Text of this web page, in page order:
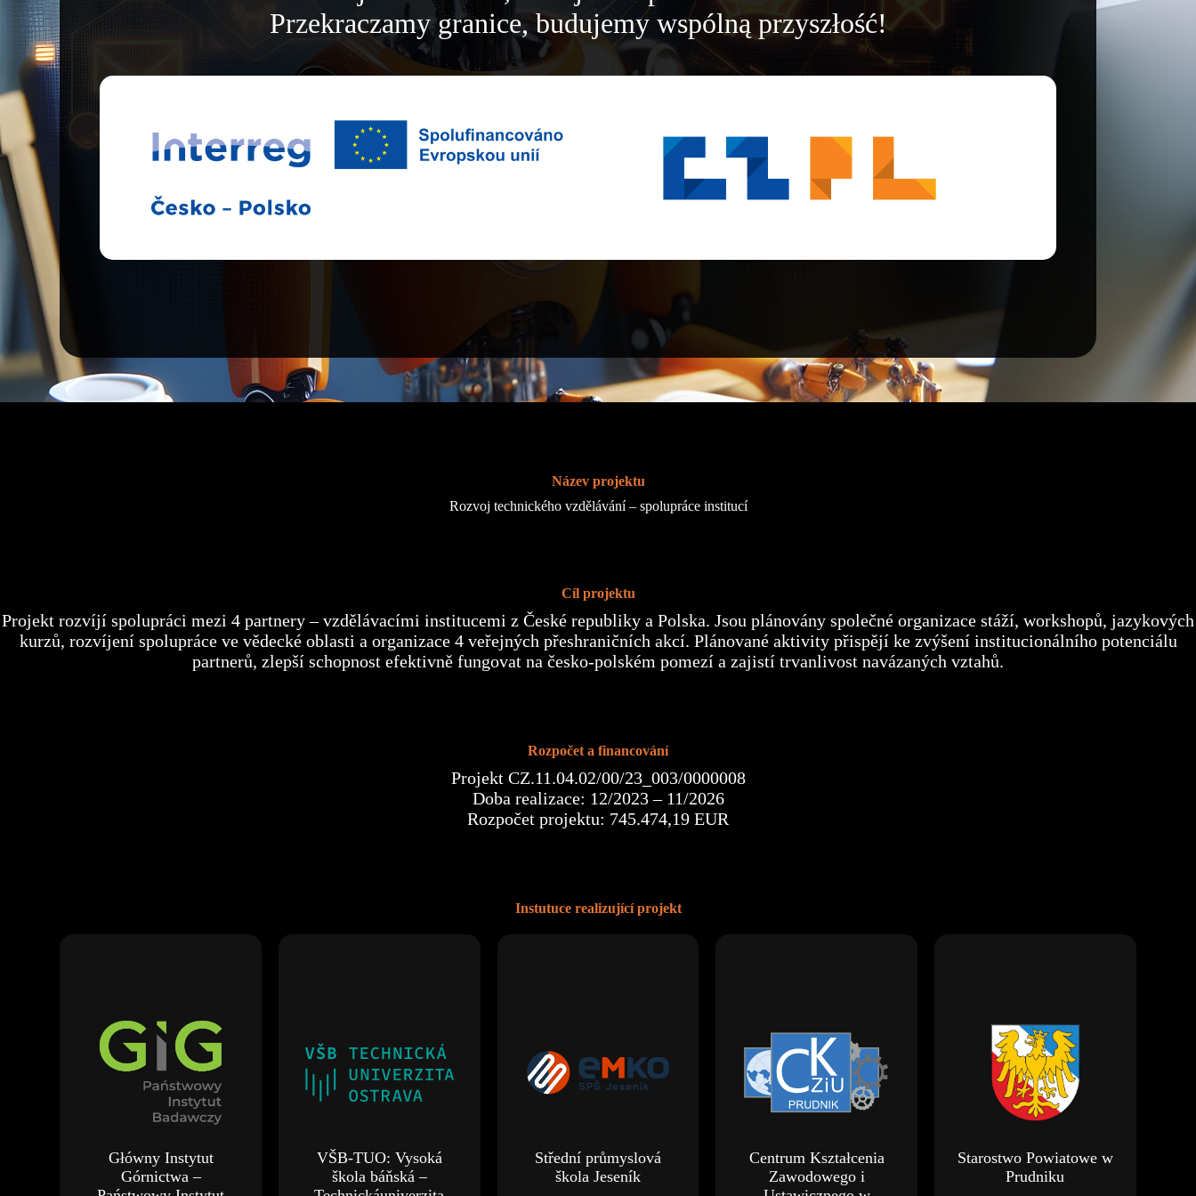
Przekraczamy granice, budujemy wspólną przyszłość!
Název projektu
Rozvoj technického vzdělávání – spolupráce institucí
Cíl projektu
Projekt rozvíjí spolupráci mezi 4 partnery – vzdělávacími institucemi z České republiky a Polska. Jsou plánovány společné organizace stáží, workshopů, jazykových
kurzů, rozvíjení spolupráce ve vědecké oblasti a organizace 4 veřejných přeshraničních akcí. Plánované aktivity přispějí ke zvýšení institucionálního potenciálu
partnerů, zlepší schopnost efektivně fungovat na česko-polském pomezí a zajistí trvanlivost navázaných vztahů.
Rozpočet a financování
Projekt CZ.11.04.02/00/23_003/0000008
Doba realizace: 12/2023 – 11/2026
Rozpočet projektu: 745.474,19 EUR
Instutuce realizující projekt
Główny Instytut
Górnictwa –
VŠB-TUO: Vysoká
škola báňská –
Střední průmyslová
škola Jeseník
Centrum Kształcenia
Zawodowego i
Starostwo Powiatowe w
Prudniku